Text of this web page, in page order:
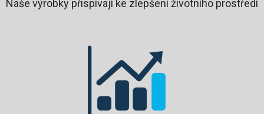
Naše výrobky přispívají ke zlepšení životního prostředí